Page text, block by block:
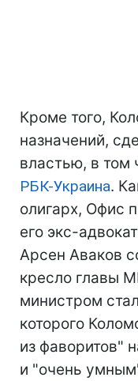
Кроме того,
назначений,
властью, в том
РБК-Украина.
олигарх, Офис
его экс-
Арсен Аваков
кресло главы
министром
которого
из фаворитов"
и "очень